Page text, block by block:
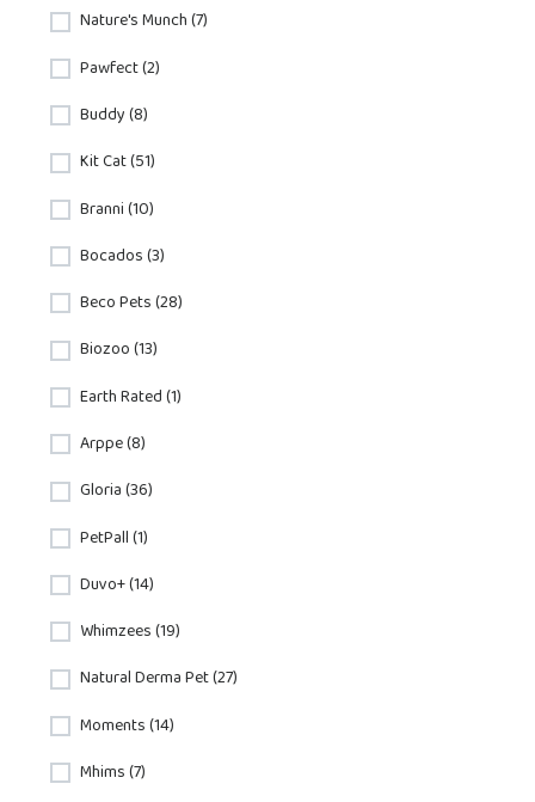
Nature's Munch (7)
Pawfect (2)
Buddy (8)
Kit Cat (51)
Branni (10)
Bocados (3)
Beco Pets (28)
Biozoo (13)
Earth Rated (1)
Arppe (8)
Gloria (36)
PetPall (1)
Duvo+ (14)
Whimzees (19)
Natural Derma Pet (27)
Moments (14)
Mhims (7)